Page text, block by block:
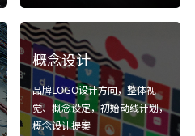
概念设计
品牌LOGO设计方向，整体视
觉、概念设定，初始动线计划，
概念设计提案